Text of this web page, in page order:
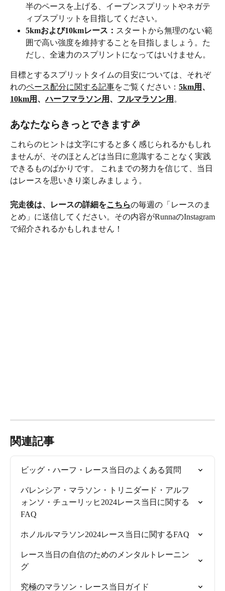
半のペースを上げる、イーブンスプリットやネガテ
ィブスプリットを目指してください。
5kmおよび10kmレース： スタートから無理のない範
囲で高い強度を維持することを目指しましょう。た
だし、全速力のスプリントになってはいけません。
目標とするスプリットタイムの目安については、それぞ
れのペース配分に関する記事をご覧ください： 5km用 、
10km用 、ハーフマラソン用 、 フルマラソン用 。
あなたならきっとできます🎉
これらのヒントは文字にすると多く感じられるかもしれ
ませんが、そのほとんどは当日に意識することなく実践
できるものばかりです。 これまでの努力を信じて、当日
はレースを思いきり楽しみましょう。
完走後は、レースの詳細をこちらの毎週の「レースのま
とめ」に送信してください。その内容がRunnaのInstagram
で紹介されるかもしれません！
関連記事
ビッグ・ハーフ・レース当日のよくある質問
バレンシア・マラソン・トリニダード・アルフ
ォンソ・チューリッヒ2024レース当日に関する
FAQ
ホノルルマラソン2024レース当日に関するFAQ
レース当日の自信のためのメンタルトレーニン
グ
究極のマラソン・レース当日ガイド